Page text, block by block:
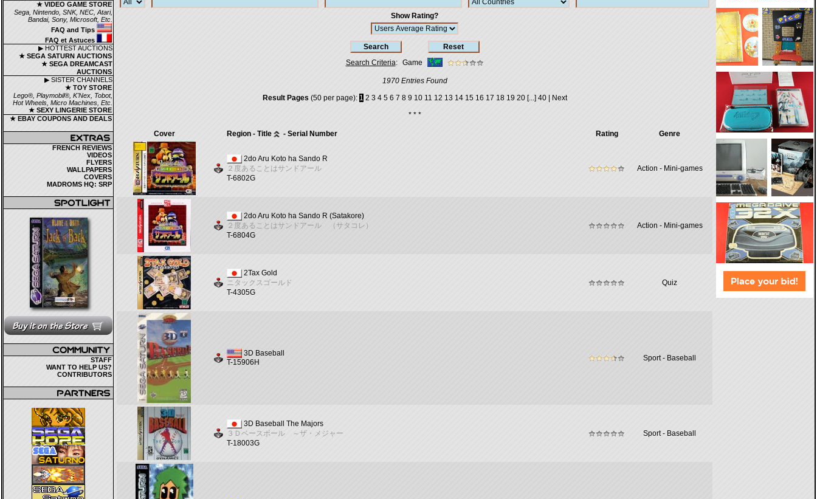
★ VIDEO GAME STORE
Sega, Nintendo, SNK, NEC, Atari,
Bandai, Sony, Microsoft, Etc.
FAQ and Tips
FAQ et Astuces
▶ HOTTEST AUCTIONS
★ SEGA SATURN AUCTIONS
★ SEGA DREAMCAST
AUCTIONS
▶ SISTER CHANNELS
★ TOY STORE
Lego®, Playmobil®, K'Nex, Tobot,
Hot Wheels, Micro Machines, Etc.
★ SEXY LINGERIE STORE
★ EBAY COUPONS AND DEALS
FRENCH REVIEWS
VIDEOS
FLYERS
WALLPAPERS
COVERS
MADROMS HQ: SRP
STAFF
WANT TO HELP US?
CONTRIBUTORS
Show Rating?
Search Criteria: Game
1970 Entries Found
Result Pages (50 per page): 1 2 3 4 5 6 7 8 9 10 11 12 13 14 15 16 17 18 19 20[...] 40|
Next
* * *
Cover Region - Title - Serial Number Rating Genre
2do Aru Koto ha Sando R
２度あることはサンドアール
T-6802G
Action - Mini-games
2do Aru Koto ha Sando R (Satakore)
２度あることはサンドアール （サタコレ）
T-6804G
Action - Mini-games
2Tax Gold
ニタックスゴールド
T-4305G
Quiz
3D Baseball
T-15906H
Sport - Baseball
3D Baseball The Majors
３Ｄベースボール ～ザ・メジャー
T-18003G
Sport - Baseball